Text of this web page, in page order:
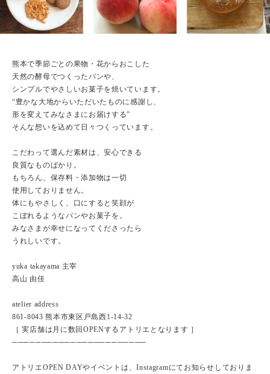
熊本で季節ごとの果物・花からおこした
天然の酵母でつくったパンや、
シンプルでやさしいお菓子を焼いています。
“豊かな大地からいただいたものに感謝し、
形を変えてみなさまにお届けする”
そんな想いを込めて日々つくっています。
こだわって選んだ素材は、安心できる
良質なものばかり。
もちろん、保存料・添加物は一切
使用しておりません。
体にもやさしく、口にすると笑顔が
こぼれるようなパンやお菓子を。
みなさまが幸せになってくださったら
うれしいです。
yuka takayama 主宰
高山 由佳
atelier address
861-8043 熊本市東区戸島西1-14-32
［ 実店舗は月に数回OPENするアトリエとなります ］
───────────────────────
アトリエOPEN DAYやイベントは、Instagramにてお知らせしておりま